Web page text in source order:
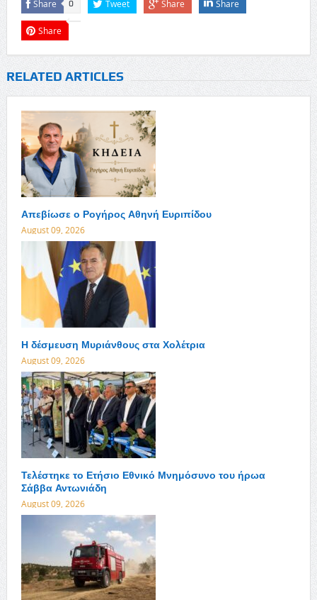
Share 0 Tweet Share Share
Share
RELATED ARTICLES
Απεβίωσε ο Ρογήρος Αθηνή Ευριπίδου
August 09, 2026
Η δέσμευση Μυριάνθους στα Χολέτρια
August 09, 2026
Τελέστηκε το Ετήσιο Εθνικό Μνημόσυνο του ήρωα
Σάββα Αντωνιάδη
August 09, 2026